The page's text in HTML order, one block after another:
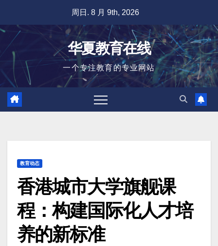
容
周日. 8 月 9th, 2026
华夏教育在线
一个专注教育的专业网站
教育动态
香港城市大学旗舰课
程：构建国际化人才培
养的新标准